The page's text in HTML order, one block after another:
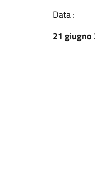
Data :
21 giugno